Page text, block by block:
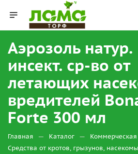
Аэрозоль натур.
инсект. ср-во от
летающих
вредителей
Forte 300 мл
Главная — Каталог —
Средства от кротов, грызунов,